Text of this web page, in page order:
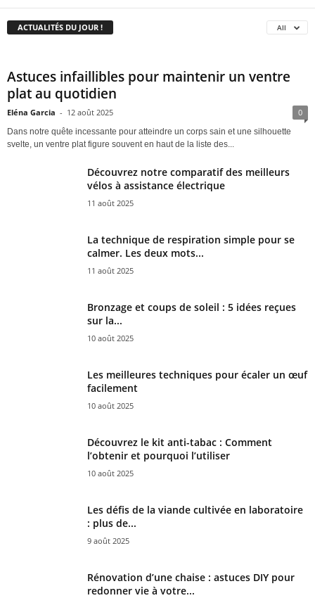
ACTUALITÉS DU JOUR ! All
Astuces infaillibles pour maintenir un ventre
plat au quotidien
Eléna Garcia - 12 août 2025 0
Dans notre quête incessante pour atteindre un corps sain et une silhouette
svelte, un ventre plat figure souvent en haut de la liste des...
Découvrez notre comparatif des meilleurs
vélos à assistance électrique
11 août 2025
La technique de respiration simple pour se
calmer. Les deux mots...
11 août 2025
Bronzage et coups de soleil : 5 idées reçues
sur la...
10 août 2025
Les meilleures techniques pour écaler un œuf
facilement
10 août 2025
Découvrez le kit anti-tabac : Comment
l’obtenir et pourquoi l’utiliser
10 août 2025
Les défis de la viande cultivée en laboratoire
: plus de...
9 août 2025
Rénovation d’une chaise : astuces DIY pour
redonner vie à votre...